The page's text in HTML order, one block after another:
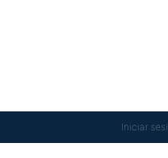
Iniciar